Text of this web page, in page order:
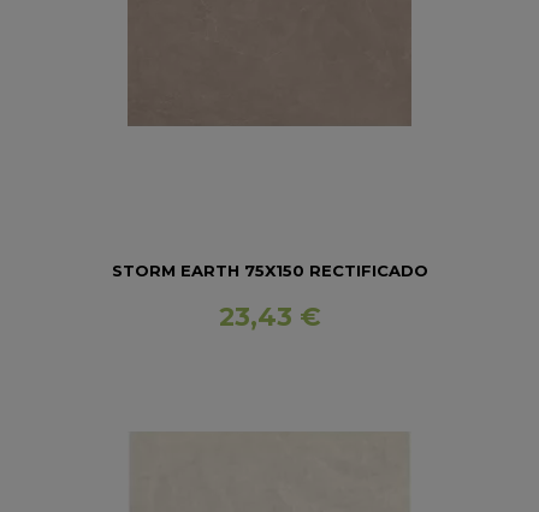
STORM EARTH 75X150 RECTIFICADO
23,43 €